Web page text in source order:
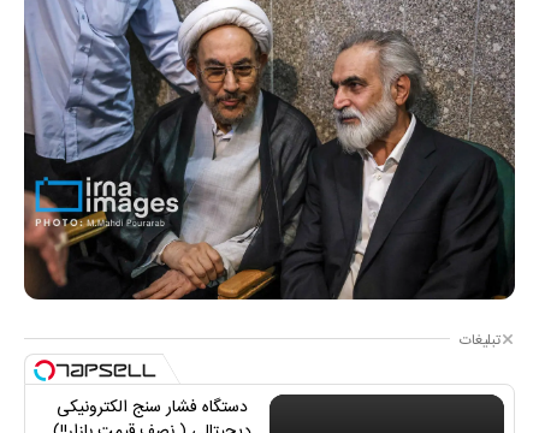
تبلیغات
دستگاه فشار سنج الکترونیکی